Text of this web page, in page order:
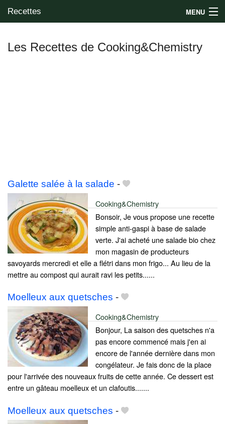
Recettes MENU
Les Recettes de Cooking&Chemistry
Galette salée à la salade -
Cooking&Chemistry
Bonsoir, Je vous propose une recette
simple anti-gaspi à base de salade
verte. J'ai acheté une salade bio chez
mon magasin de producteurs
savoyards mercredi et elle a flétri dans mon frigo... Au lieu de la
mettre au compost qui aurait ravi les petits......
Moelleux aux quetsches -
Cooking&Chemistry
Bonjour, La saison des quetsches n'a
pas encore commencé mais j'en ai
encore de l'année dernière dans mon
congélateur. Je fais donc de la place
pour l'arrivée des nouveaux fruits de cette année. Ce dessert est
entre un gâteau moelleux et un clafoutis.......
Moelleux aux quetsches -